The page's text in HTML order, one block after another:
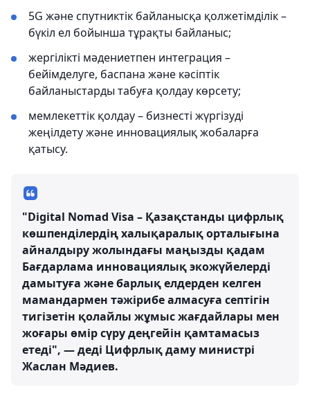
5G және спутниктік байланысқа қолжетімділік –
бүкіл ел бойынша тұрақты байланыс;
жергілікті мәдениетпен интеграция –
бейімделуге, баспана және кәсіптік
байланыстарды табуға қолдау көрсету;
мемлекеттік қолдау – бизнесті жүргізуді
жеңілдету және инновациялық жобаларға
қатысу.
"Digital Nomad Visa – Қазақстанды цифрлық
көшпенділердің халықаралық орталығына
айналдыру жолындағы маңызды қадам
Бағдарлама инновациялық экожүйелерді
дамытуға және барлық елдерден келген
мамандармен тәжірибе алмасуға септігін
тигізетін қолайлы жұмыс жағдайлары мен
жоғары өмір сүру деңгейін қамтамасыз
етеді", — деді Цифрлық даму министрі
Жаслан Мәдиев.